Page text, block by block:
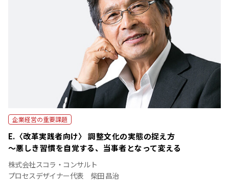
企業経営の重要課題
E.〈改革実践者向け〉 調整文化の実態の捉え方
～悪しき習慣を自覚する、当事者となって変える
株式会社スコラ・コンサルト
プロセスデザイナー代表 柴田 昌治